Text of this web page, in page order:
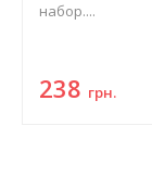
набор....
238 грн.